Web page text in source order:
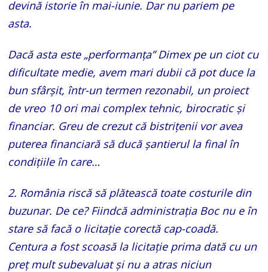
devină istorie în mai-iunie. Dar nu pariem pe
asta.
Dacă asta este „performanța” Dimex pe un ciot cu
dificultate medie, avem mari dubii că pot duce la
bun sfârșit, într-un termen rezonabil, un proiect
de vreo 10 ori mai complex tehnic, birocratic și
financiar. Greu de crezut că bistrițenii vor avea
puterea financiară să ducă șantierul la final în
condițiile în care…
2. România riscă să plătească toate costurile din
buzunar. De ce? Fiindcă administrația Boc nu e în
stare să facă o licitație corectă cap-coadă.
Centura a fost scoasă la licitație prima dată cu un
preț mult subevaluat și nu a atras niciun